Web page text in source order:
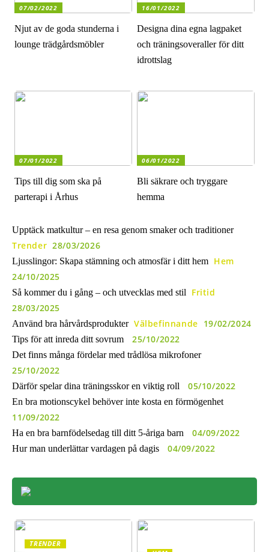
07/02/2022
Njut av de goda stunderna i
lounge trädgårdsmöbler
16/01/2022
Designa dina egna lagpaket
och träningsoveraller för ditt
idrottslag
07/01/2022
Tips till dig som ska på
parterapi i Århus
06/01/2022
Bli säkrare och tryggare
hemma
Upptäck matkultur – en resa genom smaker och traditioner
Trender 28/03/2026
Ljusslingor: Skapa stämning och atmosfär i ditt hem Hem
24/10/2025
Så kommer du i gång – och utvecklas med stil
Fritid
28/03/2025
Använd bra hårvårdsprodukter Välbefinnande 19/02/2024
Tips för att inreda ditt sovrum 25/10/2022
Det finns många fördelar med trådlösa mikrofoner
25/10/2022
Därför spelar dina träningsskor en viktig roll 05/10/2022
En bra motionscykel behöver inte kosta en förmögenhet
11/09/2022
Ha en bra barnfödelsedag till ditt 5-åriga barn 04/09/2022
Hur man underlättar vardagen på dagis 04/09/2022
TRENDER